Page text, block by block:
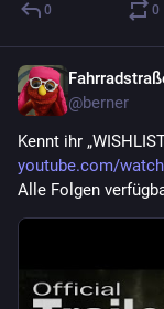
0 0
@berner
Kennt ihr
youtube.com/
Alle Folgen